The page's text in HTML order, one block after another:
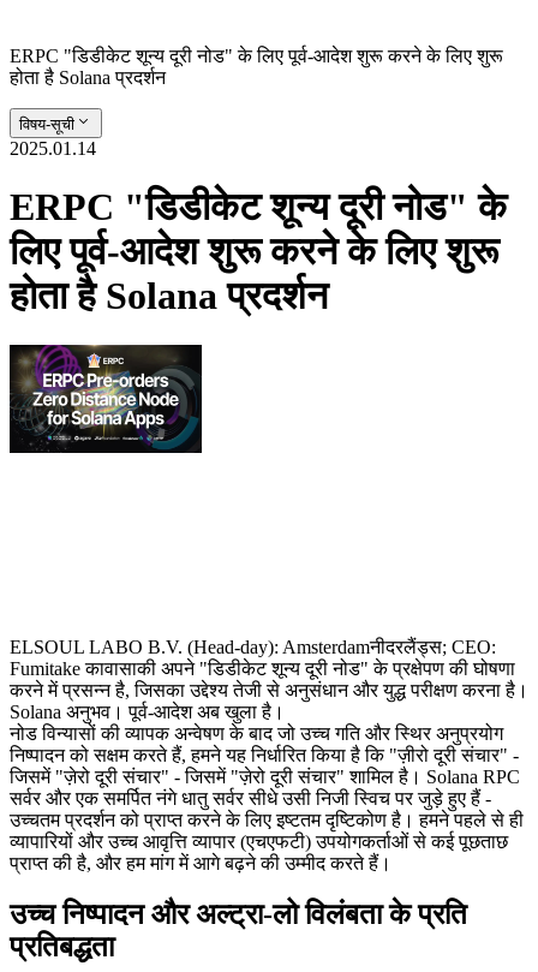
ERPC "डिडीकेट शून्य दूरी नोड" के लिए पूर्व-आदेश शुरू करने के लिए शुरू
होता है Solana प्रदर्शन
विषय-सूची
2025.01.14
ERPC "डिडीकेट शून्य दूरी नोड" के
लिए पूर्व-आदेश शुरू करने के लिए शुरू
होता है Solana प्रदर्शन
ELSOUL LABO B.V. (Head-day): Amsterdamनीदरलैंड्स; CEO:
Fumitake कावासाकी अपने "डिडीकेट शून्य दूरी नोड" के प्रक्षेपण की घोषणा
करने में प्रसन्न है, जिसका उद्देश्य तेजी से अनुसंधान और युद्ध परीक्षण करना है।
Solana अनुभव। पूर्व-आदेश अब खुला है।
नोड विन्यासों की व्यापक अन्वेषण के बाद जो उच्च गति और स्थिर अनुप्रयोग
निष्पादन को सक्षम करते हैं, हमने यह निर्धारित किया है कि "ज़ीरो दूरी संचार" -
जिसमें "ज़ेरो दूरी संचार" - जिसमें "ज़ेरो दूरी संचार" शामिल है। Solana RPC
सर्वर और एक समर्पित नंगे धातु सर्वर सीधे उसी निजी स्विच पर जुड़े हुए हैं -
उच्चतम प्रदर्शन को प्राप्त करने के लिए इष्टतम दृष्टिकोण है। हमने पहले से ही
व्यापारियों और उच्च आवृत्ति व्यापार (एचएफटी) उपयोगकर्ताओं से कई पूछताछ
प्राप्त की है, और हम मांग में आगे बढ़ने की उम्मीद करते हैं।
उच्च निष्पादन और अल्ट्रा-लो विलंबता के प्रति
प्रतिबद्धता